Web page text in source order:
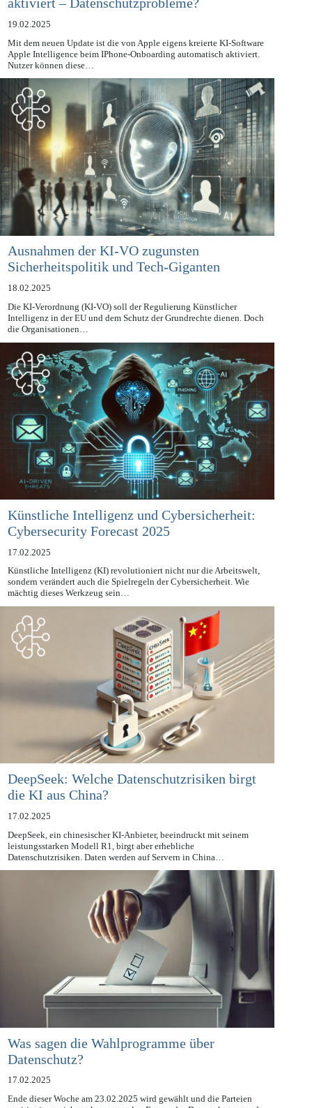
aktiviert – Datenschutzprobleme?
19.02.2025
Mit dem neuen Update ist die von Apple eigens kreierte KI-Software
Apple Intelligence beim IPhone-Onboarding automatisch aktiviert.
Nutzer können diese…
Ausnahmen der KI-VO zugunsten
Sicherheitspolitik und Tech-Giganten
18.02.2025
Die KI-Verordnung (KI-VO) soll der Regulierung Künstlicher
Intelligenz in der EU und dem Schutz der Grundrechte dienen. Doch
die Organisationen…
Künstliche Intelligenz und Cybersicherheit:
Cybersecurity Forecast 2025
17.02.2025
Künstliche Intelligenz (KI) revolutioniert nicht nur die Arbeitswelt,
sondern verändert auch die Spielregeln der Cybersicherheit. Wie
mächtig dieses Werkzeug sein…
DeepSeek: Welche Datenschutzrisiken birgt
die KI aus China?
17.02.2025
DeepSeek, ein chinesischer KI-Anbieter, beeindruckt mit seinem
leistungsstarken Modell R1, birgt aber erhebliche
Datenschutzrisiken. Daten werden auf Servern in China…
Was sagen die Wahlprogramme über
Datenschutz?
17.02.2025